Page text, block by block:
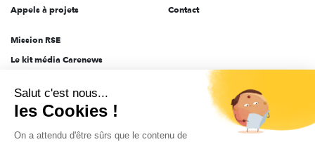
Appels à projets
Contact
Mission RSE
Le kit média Carenews
AEF info
Novethic
PRODURABLE
Salut c'est nous...
les Cookies !
On a attendu d'être sûrs que le contenu de